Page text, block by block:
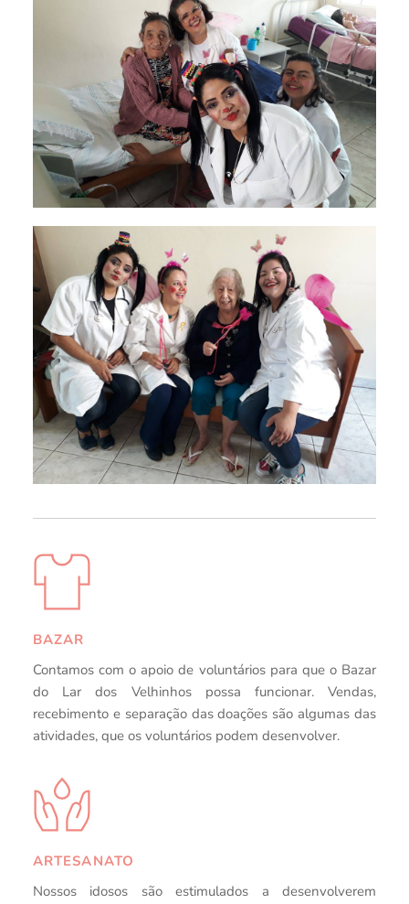
BAZAR
Contamos com o apoio de voluntários para que o Bazar
do Lar dos Velhinhos possa funcionar. Vendas,
recebimento e separação das doações são algumas das
atividades, que os voluntários podem desenvolver.
ARTESANATO
Nossos idosos são estimulados a desenvolverem